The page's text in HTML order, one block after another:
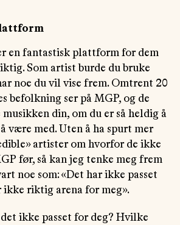
en fantastisk plattform for dem
Som artist burde du bruke
noe du vil vise frem. Omtrent 20
befolkning ser på MGP, og de
musikken din, om du er så heldig å
være med. Uten å ha spurt mer
artister om hvorfor de ikke
før, så kan jeg tenke meg frem
noe som: «Det har ikke passet
ikke riktig arena for meg».
ikke passet for deg? Hvilke